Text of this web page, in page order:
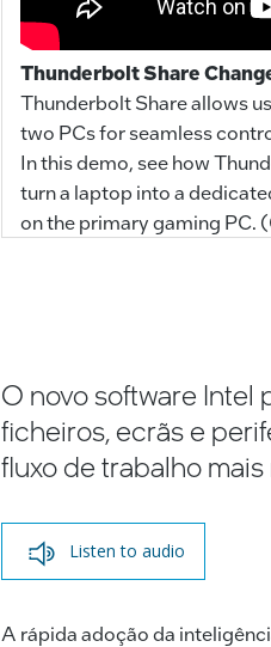
Thunderbolt Share
Thunderbolt Share allows
two PCs for seamless
In this demo, see how
turn a laptop into a
on the primary gaming PC.
O novo software Intel
ficheiros, ecrãs e
fluxo de trabalho
Listen to audio
A rápida adoção da